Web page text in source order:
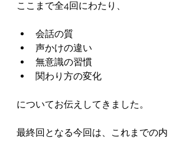
ここまで全4回にわたり、
会話の質
声かけの違い
無意識の習慣
関わり方の変化
についてお伝えしてきました。
最終回となる今回は、これまでの内